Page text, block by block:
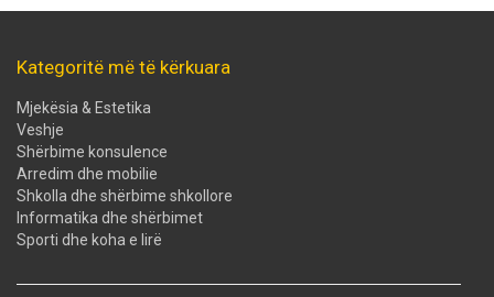
Kategoritë më të kërkuara
Mjekësia & Estetika
Veshje
Shërbime konsulence
Arredim dhe mobilie
Shkolla dhe shërbime shkollore
Informatika dhe shërbimet
Sporti dhe koha e lirë